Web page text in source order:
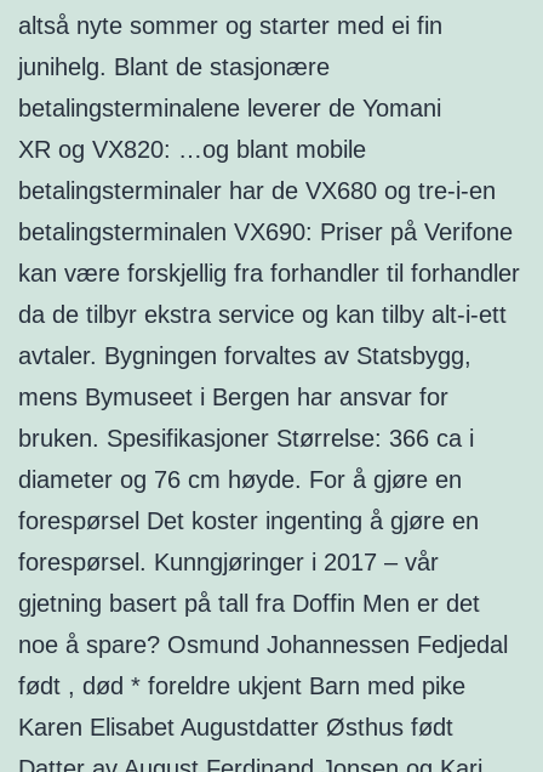
altså nyte sommer og starter med ei fin
junihelg. Blant de stasjonære
betalingsterminalene leverer de Yomani
XR og VX820: …og blant mobile
betalingsterminaler har de VX680 og tre-i-en
betalingsterminalen VX690: Priser på Verifone
kan være forskjellig fra forhandler til forhandler
da de tilbyr ekstra service og kan tilby alt-i-ett
avtaler. Bygningen forvaltes av Statsbygg,
mens Bymuseet i Bergen har ansvar for
bruken. Spesifikasjoner Størrelse: 366 ca i
diameter og 76 cm høyde. For å gjøre en
forespørsel Det koster ingenting å gjøre en
forespørsel. Kunngjøringer i 2017 – vår
gjetning basert på tall fra Doffin Men er det
noe å spare? Osmund Johannessen Fedjedal
født , død * foreldre ukjent Barn med pike
Karen Elisabet Augustdatter Østhus født